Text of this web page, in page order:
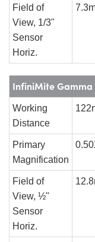
Field of
View, 1/3"
Sensor
Horiz.
InfiniMite
Working
Distance
Primary
Magnification
Field of
View, ½"
Sensor
Horiz.